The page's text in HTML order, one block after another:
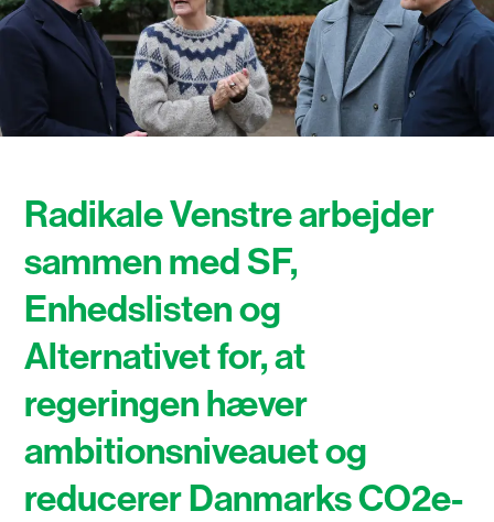
Radikale Venstre arbejder
sammen med SF,
Enhedslisten og
Alternativet for, at
regeringen hæver
ambitionsniveauet og
reducerer Danmarks CO2e-